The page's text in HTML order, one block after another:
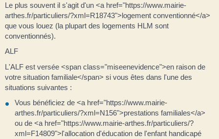
Le plus souvent il s'agit d'un <a href="https://www.mairie-
arthes.fr/particuliers/?xml=R18743">logement conventionné</a>
que vous louez (la plupart des logements HLM sont
conventionnés).
ALF
L'ALF est versée <span class="miseenevidence">en raison de
votre situation familiale</span> si vous êtes dans l'une des
situations suivantes :
Vous bénéficiez de <a href="https://www.mairie-
arthes.fr/particuliers/?xml=N156">prestations familiales</a>
ou de <a href="https://www.mairie-arthes.fr/particuliers/?
xml=F14809">l'allocation d'éducation de l'enfant handicapé